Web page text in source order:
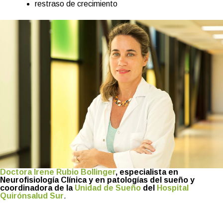
restraso de crecimiento
Doctora Irene Rubio Bollinger, especialista en
Neurofisiología Clínica y en patologías del sueño y
coordinadora de la Unidad de Sueño del
Hospital
Quirónsalud Sur.